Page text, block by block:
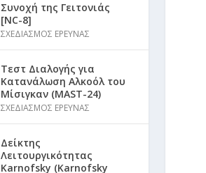
Συνοχή της Γειτονιάς
[NC-8]
ΣΧΕΔΙΑΣΜΟΣ ΕΡΕΥΝΑΣ
Τεστ Διαλογής για
Κατανάλωση Αλκοόλ του
Μίσιγκαν (MAST-24)
ΣΧΕΔΙΑΣΜΟΣ ΕΡΕΥΝΑΣ
Δείκτης
Λειτουργικότητας
Karnofsky (Karnofsky